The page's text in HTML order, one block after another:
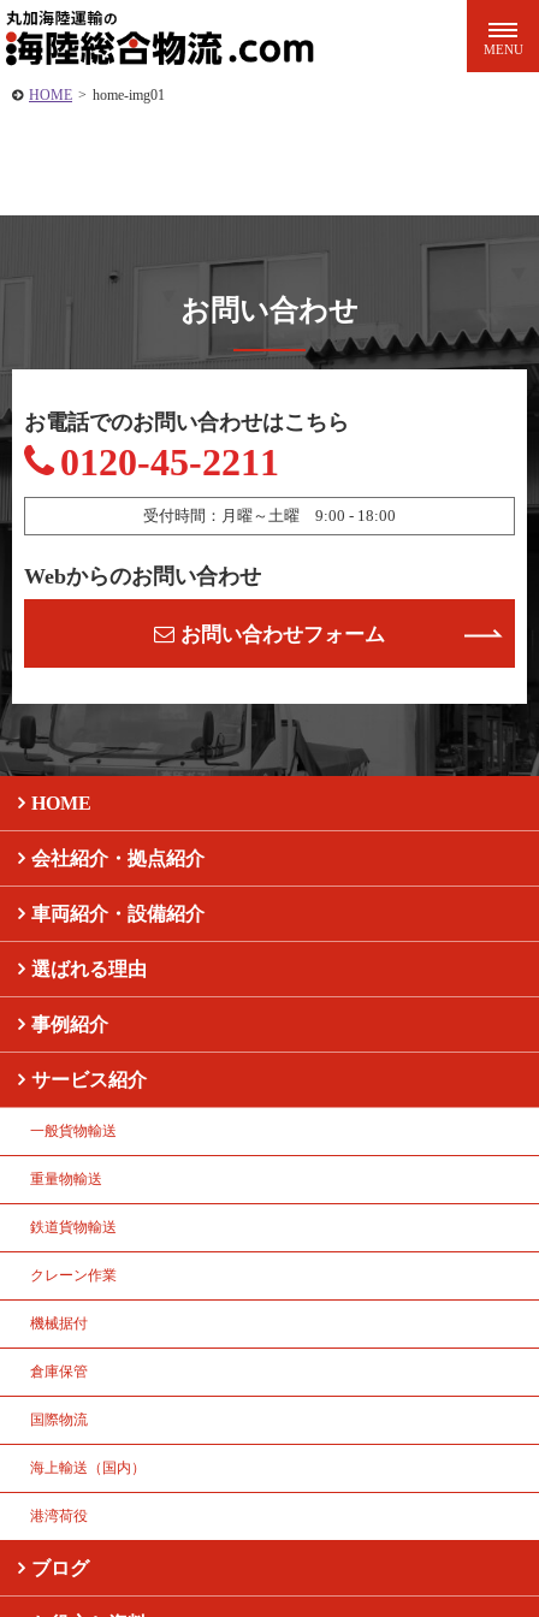
HOME > home-img01
お問い合わせ
お電話でのお問い合わせはこちら
0120-45-2211
受付時間：月曜～土曜 9:00 - 18:00
Webからのお問い合わせ
お問い合わせフォーム
HOME
会社紹介・拠点紹介
車両紹介・設備紹介
選ばれる理由
事例紹介
サービス紹介
一般貨物輸送
重量物輸送
鉄道貨物輸送
クレーン作業
機械据付
倉庫保管
国際物流
海上輸送（国内）
港湾荷役
ブログ